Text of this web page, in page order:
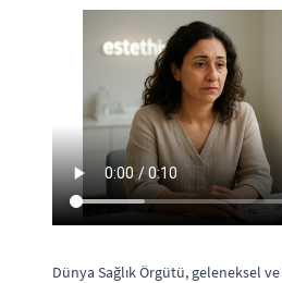
Dünya Sağlık Örgütü, geleneksel ve